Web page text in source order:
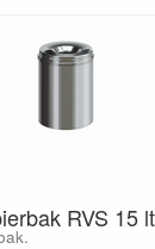
RVS 15